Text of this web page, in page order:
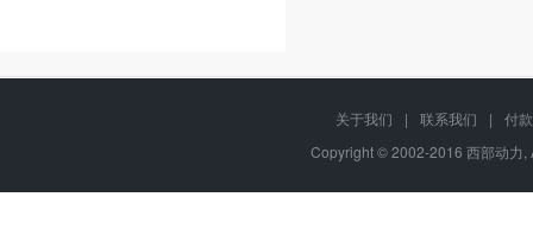
关于我们 | 联系我们 |
付
Copyright © 2002-2016 西部动